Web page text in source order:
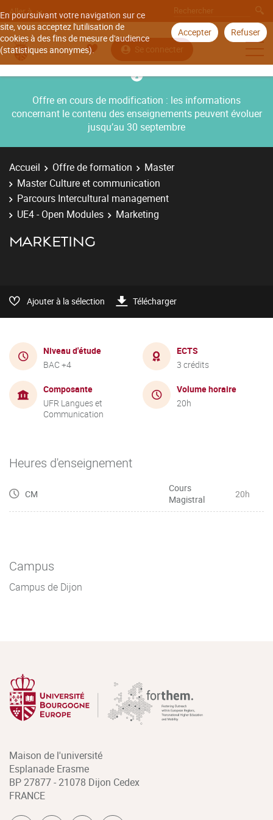
En poursuivant votre navigation sur ce
site, vous acceptez l'utilisation de
cookies à des fins de mesure d'audience
(statistiques anonymes).
Accepter Refuser
Aller à
Se connecter
Offre en cours de modification : les informations
concernant le contenu des enseignements peuvent évoluer
jusqu’au 30 septembre
Accueil Offre de formation
Master
Master Culture et communication
Parcours Intercultural management
UE4 - Open Modules
Marketing
MARKETING
Ajouter à la sélection Télécharger
Niveau d'étude
BAC +4
ECTS
3 crédits
Composante
UFR Langues et
Communication
Volume horaire
20h
Heures d'enseignement
CM
Cours
Magistral
20h
Campus
Campus de Dijon
Maison de l'université
Esplanade Erasme
BP 27877 - 21078 Dijon Cedex
FRANCE